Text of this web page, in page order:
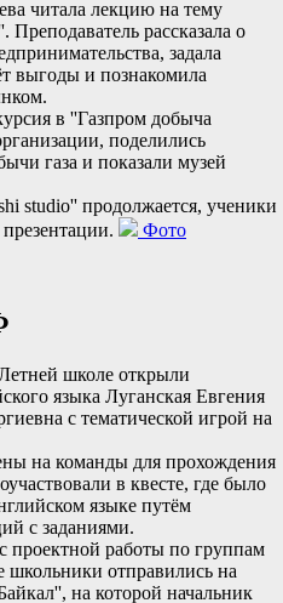
читала лекцию на тему
рассказала о
задала
выгоды и познакомила
в ''Газпром добыча
поделились
газа и показали музей
studio'' продолжается, ученики
Фото
школе открыли
языка Луганская Евгения
с тематической игрой на
на команды для прохождения
в квесте, где было
языке путём
с заданиями.
проектной работы по группам
школьники отправились на
на которой начальник